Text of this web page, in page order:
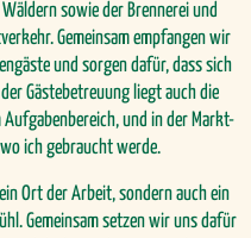
sowie der Brennerei und
Gemeinsam empfangen wir
und sorgen dafür, dass sich
Gästebetreuung liegt auch die
und in der Markt-
ich gebraucht werde.
Ort der Arbeit, sondern auch ein
Gemeinsam setzen wir uns dafür